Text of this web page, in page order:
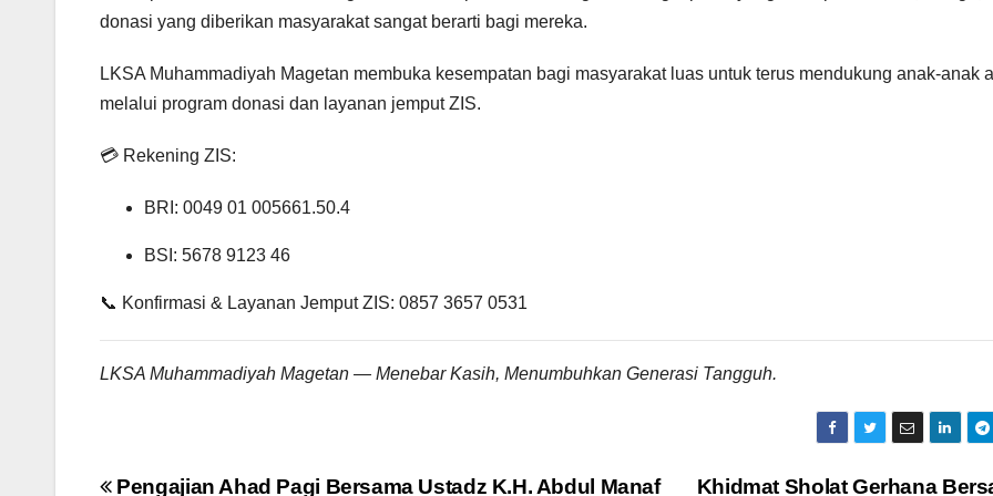
donasi yang diberikan masyarakat sangat berarti bagi mereka.
LKSA Muhammadiyah Magetan membuka kesempatan bagi masyarakat luas untuk terus mendukung anak-anak
melalui program donasi dan layanan jemput ZIS.
💳 Rekening ZIS:
BRI: 0049 01 005661.50.4
BSI: 5678 9123 46
📞 Konfirmasi & Layanan Jemput ZIS: 0857 3657 0531
LKSA Muhammadiyah Magetan — Menebar Kasih, Menumbuhkan Generasi Tangguh.
Khidmat Sholat Gerhana
Pengajian Ahad Pagi Bersama Ustadz K.H. Abdul Manaf